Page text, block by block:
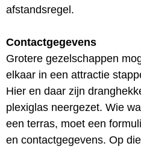
afstandsregel.
Contactgegevens
Grotere gezelschappen
elkaar in een attractie
Hier en daar zijn
plexiglas neergezet. Wie
een terras, moet een
en contactgegevens. Op